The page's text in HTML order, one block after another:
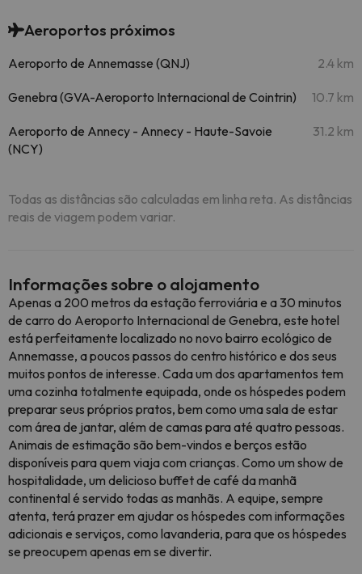
Aeroportos próximos
Aeroporto de Annemasse (QNJ) 2.4 km
Genebra (GVA-Aeroporto Internacional de Cointrin) 10.7 km
Aeroporto de Annecy - Annecy - Haute-Savoie
(NCY)
31.2 km
Todas as distâncias são calculadas em linha reta. As distâncias
reais de viagem podem variar.
Informações sobre o alojamento
Apenas a 200 metros da estação ferroviária e a 30 minutos
de carro do Aeroporto Internacional de Genebra, este hotel
está perfeitamente localizado no novo bairro ecológico de
Annemasse, a poucos passos do centro histórico e dos seus
muitos pontos de interesse. Cada um dos apartamentos tem
uma cozinha totalmente equipada, onde os hóspedes podem
preparar seus próprios pratos, bem como uma sala de estar
com área de jantar, além de camas para até quatro pessoas.
Animais de estimação são bem-vindos e berços estão
disponíveis para quem viaja com crianças. Como um show de
hospitalidade, um delicioso buffet de café da manhã
continental é servido todas as manhãs. A equipe, sempre
atenta, terá prazer em ajudar os hóspedes com informações
adicionais e serviços, como lavanderia, para que os hóspedes
se preocupem apenas em se divertir.